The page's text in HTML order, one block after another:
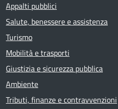
Appalti pubblici
Salute, benessere e assistenza
Turismo
Mobilità e trasporti
Giustizia e sicurezza pubblica
Ambiente
Tributi, finanze e contravvenzioni